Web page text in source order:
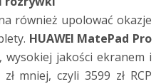
również upolować okazje
HUAWEI MatePad Pro
wysokiej jakości ekranem i
mniej, czyli 3599 zł RCP